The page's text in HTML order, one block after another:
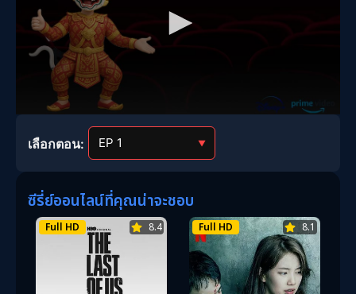
เลือกตอน: ▼
ซีรี่ย์ออนไลน์ที่คุณน่าจะชอบ
Full HD 8.4 Full HD 8.1